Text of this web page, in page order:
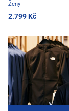
Ženy
2.799 Kč